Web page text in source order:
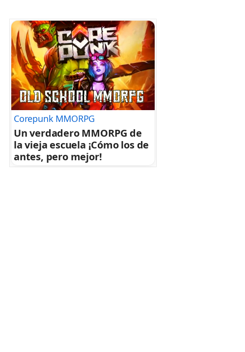
Corepunk MMORPG
Un verdadero MMORPG de
la vieja escuela ¡Cómo los de
antes, pero mejor!